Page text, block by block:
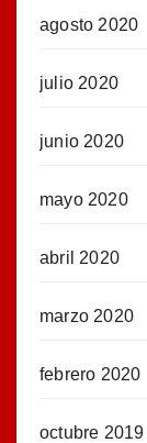
agosto 2020
julio 2020
junio 2020
mayo 2020
abril 2020
marzo 2020
febrero 2020
octubre 2019